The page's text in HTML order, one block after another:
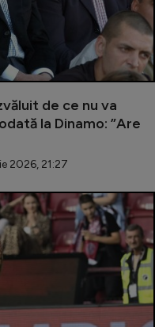
de ce nu va
la Dinamo: ”Are
2026, 21:27